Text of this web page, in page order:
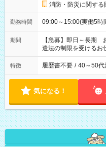
消防・防災に関する
勤務時間 09:00～15:00(実働5
期間
【急募】即日～長期
遣法の制限を受ける
特徴 履歴書不要 / 40～50代
気になる！